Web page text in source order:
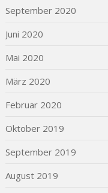
September 2020
Juni 2020
Mai 2020
März 2020
Februar 2020
Oktober 2019
September 2019
August 2019